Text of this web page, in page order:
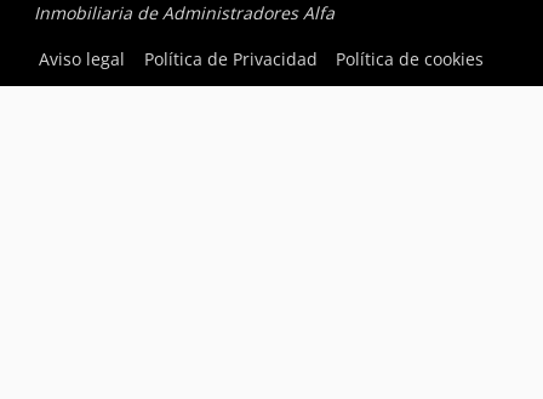
Inmobiliaria de Administradores Alfa
Aviso legal
Política de Privacidad Política de cookies